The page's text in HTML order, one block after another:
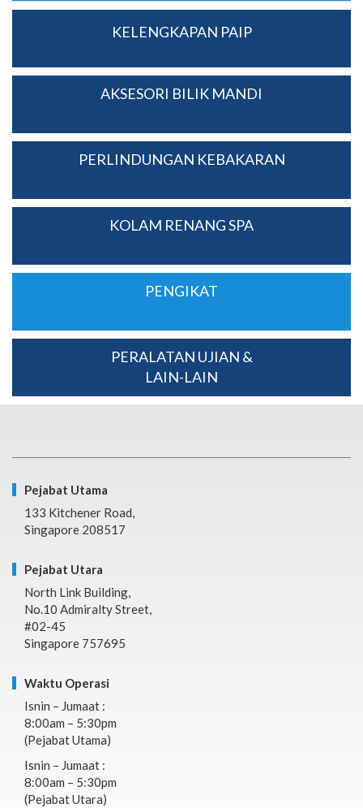
KELENGKAPAN PAIP
AKSESORI BILIK MANDI
PERLINDUNGAN KEBAKARAN
KOLAM RENANG SPA
PENGIKAT
PERALATAN UJIAN &
LAIN-LAIN
Pejabat Utama
133 Kitchener Road,
Singapore 208517
Pejabat Utara
North Link Building,
No.10 Admiralty Street,
#02-45
Singapore 757695
Waktu Operasi
Isnin – Jumaat :
8:00am – 5:30pm
(Pejabat Utama)
Isnin – Jumaat :
8:00am – 5:30pm
(Pejabat Utara)